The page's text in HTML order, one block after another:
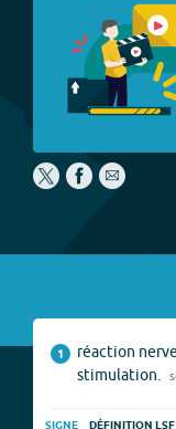
1
réaction
stimulation.
SIGNE DÉFINITION LSF